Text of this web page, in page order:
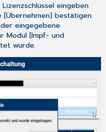
eingeben
bestätigen.
eingegebene
Modul [Impf- und
wurde.